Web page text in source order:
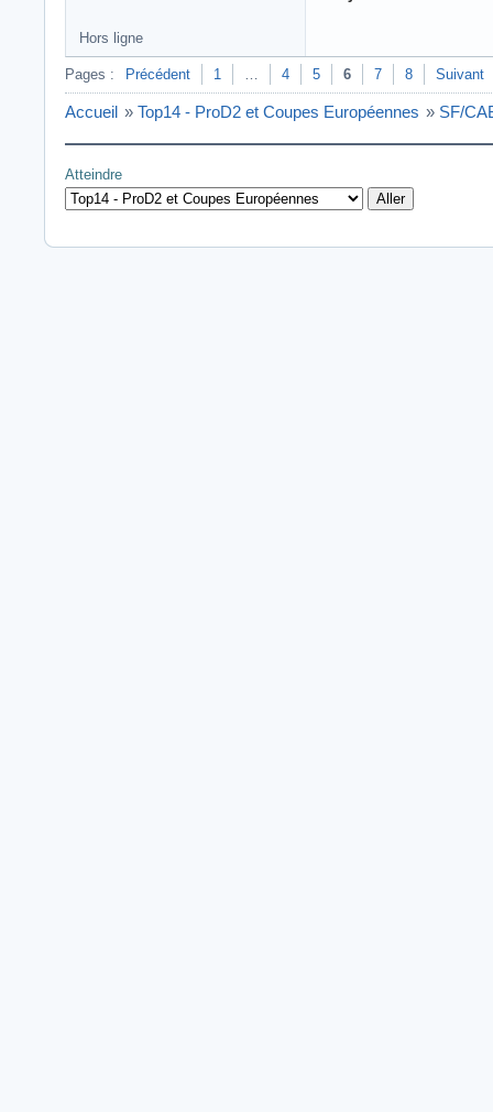
Hors ligne
Pages : Précédent 1 … 4 5 6 7 8 Suivant
Accueil » Top14 - ProD2 et Coupes Européennes » SF/
Atteindre